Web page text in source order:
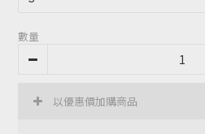
數量
以優惠價加購商品